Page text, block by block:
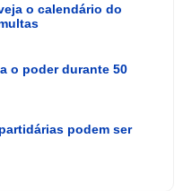
o calendário do
o poder durante 50
podem ser